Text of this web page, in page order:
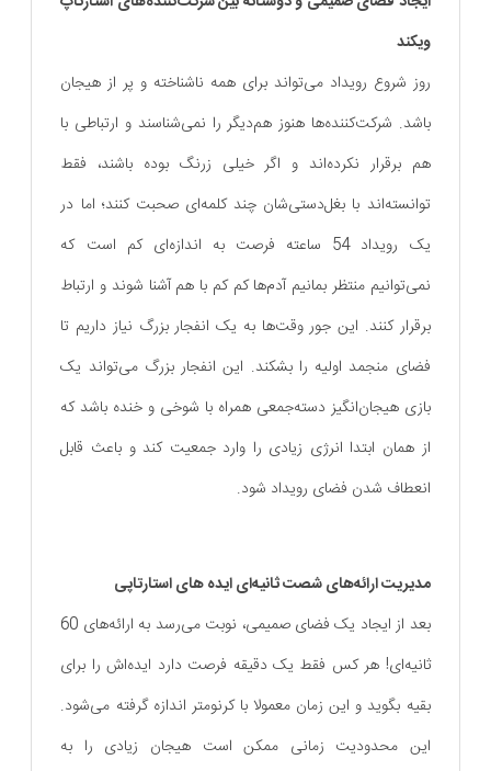
ویکند
روز شروع رویداد می‌تواند برای همه ناشناخته و پر از هیجان
باشد. شرکت‌کننده‌ها هنوز هم‌دیگر را نمی‌شناسند و ارتباطی با
هم برقرار نکرده‌اند و اگر خیلی زرنگ بوده باشند، فقط
توانسته‌اند با بغل‌دستی‌شان چند کلمه‌ای صحبت کنند؛ اما در
یک رویداد 54 ساعته فرصت به اندازه‌ای کم است که
نمی‌توانیم منتظر بمانیم آدم‌ها کم کم با هم آشنا شوند و ارتباط
برقرار کنند. این جور وقت‌ها به یک انفجار بزرگ نیاز داریم تا
فضای منجمد اولیه را بشکند. این انفجار بزرگ می‌تواند یک
بازی هیجان‌انگیز دسته‌جمعی همراه با شوخی و خنده باشد که
از همان ابتدا انرژی زیادی را وارد جمعیت کند و باعث قابل
انعطاف شدن فضای رویداد شود.
مدیریت ارائه‌های شصت ثانیه‌ای ایده های استارتاپی
بعد از ایجاد یک فضای صمیمی، نوبت می‌رسد به ارائه‌های 60
ثانیه‌ای! هر کس فقط یک دقیقه فرصت دارد ایده‌اش را برای
بقیه بگوید و این زمان معمولا با کرنومتر اندازه گرفته می‌شود.
این محدودیت زمانی ممکن است هیجان زیادی را به